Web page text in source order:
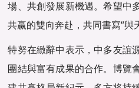
場、共創發展新機遇。希望中
共赢的雙向奔赴，共同書寫“與
特努在緻辭中表示，中多友誼
團結與富有成果的合作。博覽